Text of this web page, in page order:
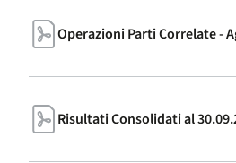
Operazioni Parti Correlate -
Risultati Consolidati al